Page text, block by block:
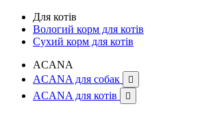
Для котів
Вологий корм для котів
Сухий корм для котів
ACANA
ACANA для собак

ACANA для котів 